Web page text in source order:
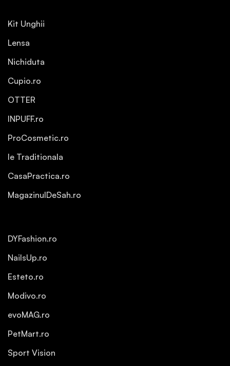
Kit Unghii
Lensa
Nichiduta
Cupio.ro
OTTER
INPUFF.ro
ProCosmetic.ro
Ie Traditionala
CasaPractica.ro
MagazinulDeSah.ro
DYFashion.ro
NailsUp.ro
Esteto.ro
Modivo.ro
evoMAG.ro
PetMart.ro
Sport Vision